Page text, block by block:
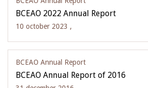
BCEAO 2022 Annual Report
10 october 2023 ,
BCEAO Annual Report
BCEAO Annual Report of 2016